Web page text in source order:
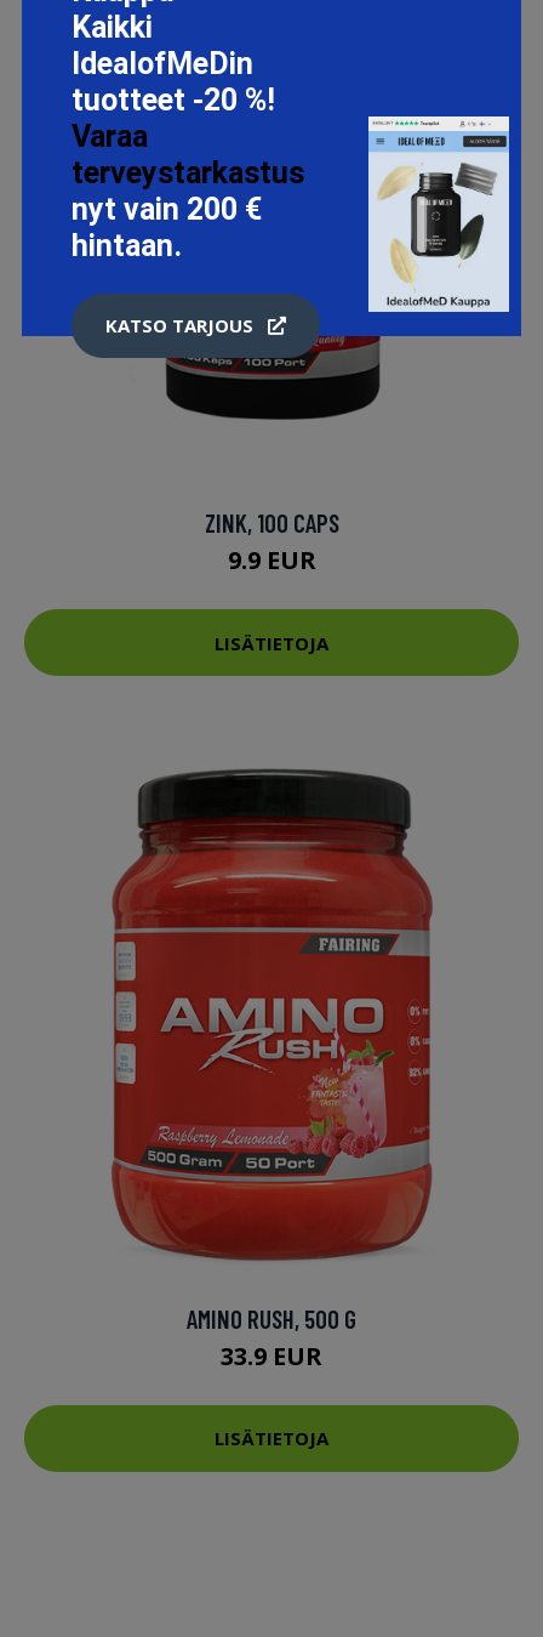
ZINK, 100 CAPS
9.9 EUR
LISÄTIETOJA
AMINO RUSH, 500 G
33.9 EUR
LISÄTIETOJA
Kaikki
IdealofMeDin
tuotteet -20 %!
Varaa
terveystarkastus
nyt vain 200 €
hintaan.
KATSO TARJOUS